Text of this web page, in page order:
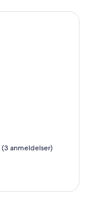
(3 anmeldelser)